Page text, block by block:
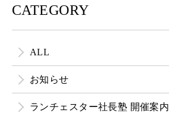
CATEGORY
ALL
お知らせ
ランチェスター社長塾 開催案内